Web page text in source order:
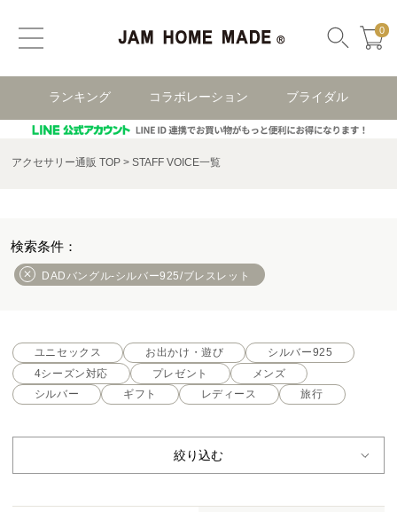
0
ランキング コラボレーション ブライダル
アクセサリー通販 TOP STAFF VOICE一覧
DADバングル-シルバー925/ブレスレット
ユニセックス お出かけ・遊び
シルバー925
4シーズン対応
プレゼント
メンズ
シルバー
ギフト レディース 旅行
絞り込む